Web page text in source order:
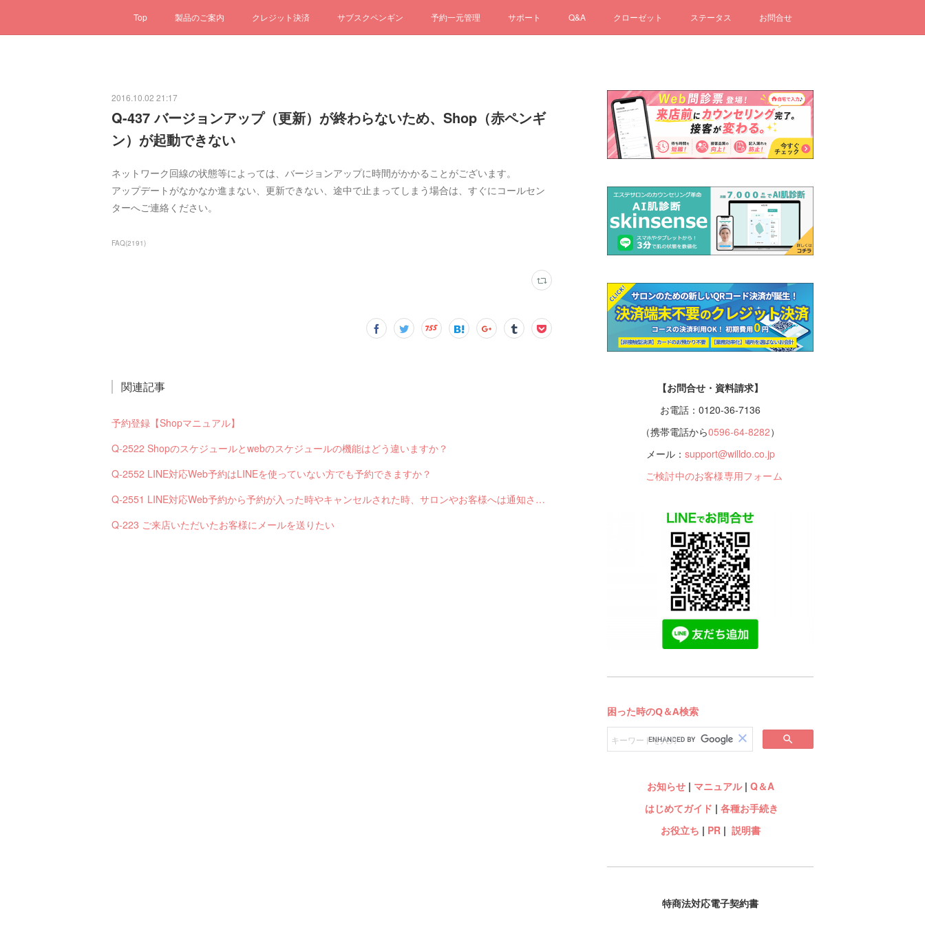
Top 製品のご案内 クレジット決済 サブスクペンギン 予約一元管理 サポート Q&A クローゼット ステータス お問合せ
2016.10.02 21:17
Q-437 バージョンアップ（更新）が終わらないため、Shop（赤ペンギ
ン）が起動できない
ネットワーク回線の状態等によっては、バージョンアップに時間がかかることがございます。
アップデートがなかなか進まない、更新できない、途中で止まってしまう場合は、すぐにコールセン
ターへご連絡ください。
FAQ(2191)
関連記事
予約登録【Shopマニュアル】
Q-2522 Shopのスケジュールとwebのスケジュールの機能はどう違いますか？
Q-2552 LINE対応Web予約はLINEを使っていない方でも予約できますか？
Q-2551 LINE対応Web予約から予約が入った時やキャンセルされた時、サロンやお客様へは通知されますか？
Q-223 ご来店いただいたお客様にメールを送りたい
【お問合せ・資料請求】
お電話：0120-36-7136
（携帯電話から0596-64-8282）
メール： support@willdo.co.jp
ご検討中のお客様専用フォーム
お知らせ| マニュアル| Q＆A
はじめてガイド | 各種お手続き
お役立ち | PR| 説明書
特商法対応電子契約書